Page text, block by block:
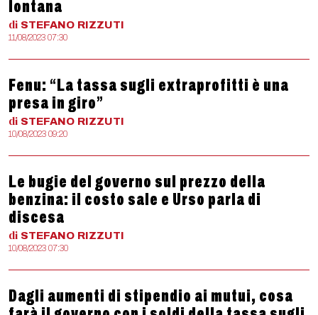
lontana
di STEFANO RIZZUTI
11/08/2023 07:30
Fenu: “La tassa sugli extraprofitti è una
presa in giro”
di STEFANO RIZZUTI
10/08/2023 09:20
Le bugie del governo sul prezzo della
benzina: il costo sale e Urso parla di
discesa
di STEFANO RIZZUTI
10/08/2023 07:30
Dagli aumenti di stipendio ai mutui, cosa